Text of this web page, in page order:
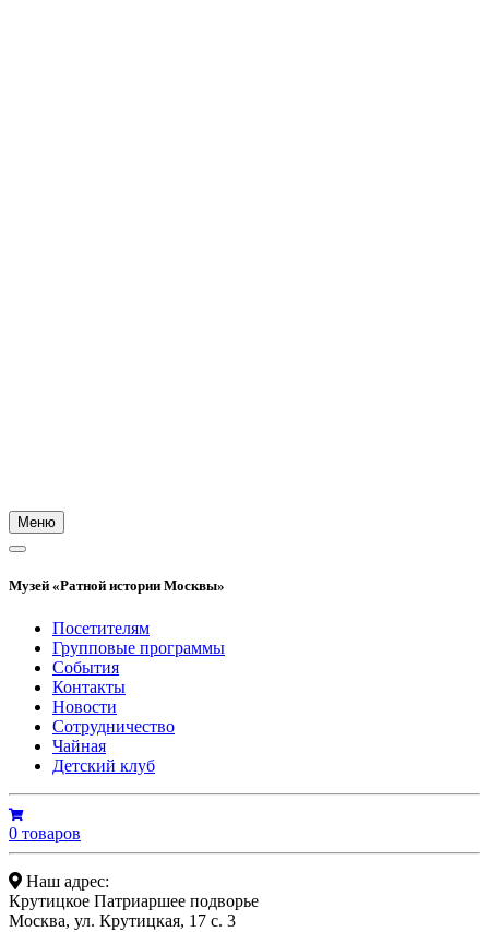
Меню
Музей «Ратной истории Москвы»
Посетителям
Групповые программы
События
Контакты
Новости
Сотрудничество
Чайная
Детский клуб
0 товаров
Наш адрес:
Крутицкое Патриаршее подворье
Москва, ул. Крутицкая, 17 с. 3